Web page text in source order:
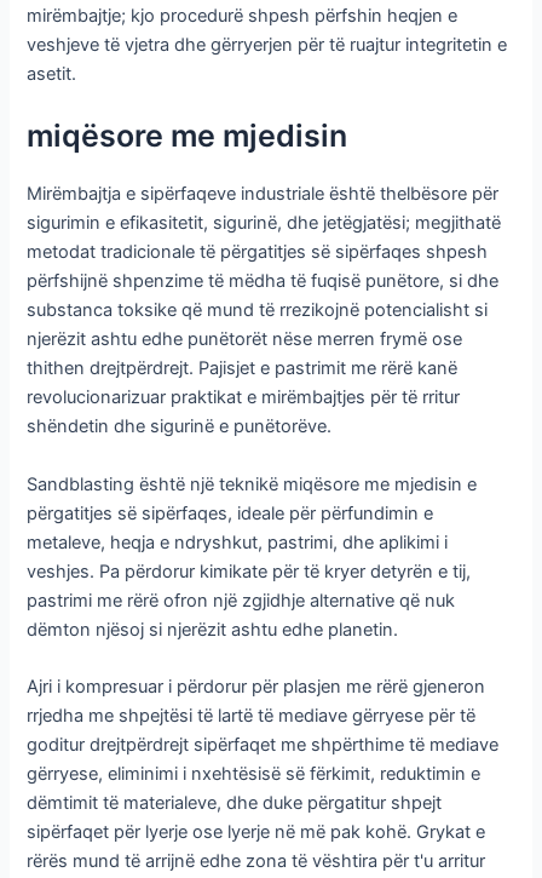
mirëmbajtje; kjo procedurë shpesh përfshin heqjen e
veshjeve të vjetra dhe gërryerjen për të ruajtur integritetin e
asetit.
miqësore me mjedisin
Mirëmbajtja e sipërfaqeve industriale është thelbësore për
sigurimin e efikasitetit, sigurinë, dhe jetëgjatësi; megjithatë
metodat tradicionale të përgatitjes së sipërfaqes shpesh
përfshijnë shpenzime të mëdha të fuqisë punëtore, si dhe
substanca toksike që mund të rrezikojnë potencialisht si
njerëzit ashtu edhe punëtorët nëse merren frymë ose
thithen drejtpërdrejt. Pajisjet e pastrimit me rërë kanë
revolucionarizuar praktikat e mirëmbajtjes për të rritur
shëndetin dhe sigurinë e punëtorëve.
Sandblasting është një teknikë miqësore me mjedisin e
përgatitjes së sipërfaqes, ideale për përfundimin e
metaleve, heqja e ndryshkut, pastrimi, dhe aplikimi i
veshjes. Pa përdorur kimikate për të kryer detyrën e tij,
pastrimi me rërë ofron një zgjidhje alternative që nuk
dëmton njësoj si njerëzit ashtu edhe planetin.
Ajri i kompresuar i përdorur për plasjen me rërë gjeneron
rrjedha me shpejtësi të lartë të mediave gërryese për të
goditur drejtpërdrejt sipërfaqet me shpërthime të mediave
gërryese, eliminimi i nxehtësisë së fërkimit, reduktimin e
dëmtimit të materialeve, dhe duke përgatitur shpejt
sipërfaqet për lyerje ose lyerje në më pak kohë. Grykat e
rërës mund të arrijnë edhe zona të vështira për t'u arritur